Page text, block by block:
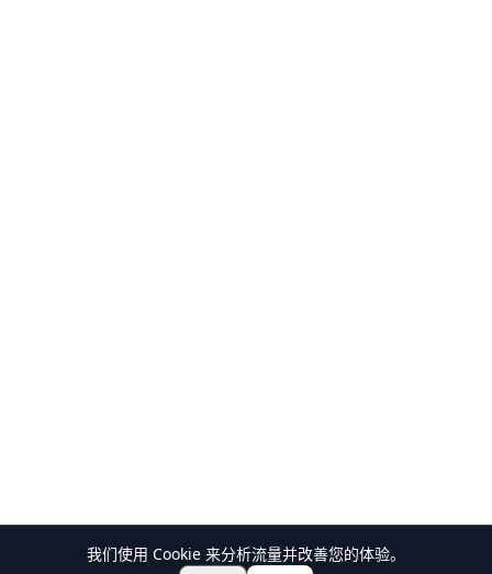
我们使用 Cookie 来分析流量并改善您的体验。